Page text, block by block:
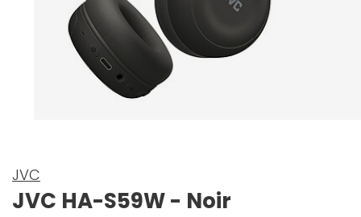
JVC
JVC HA-S59W - Noir